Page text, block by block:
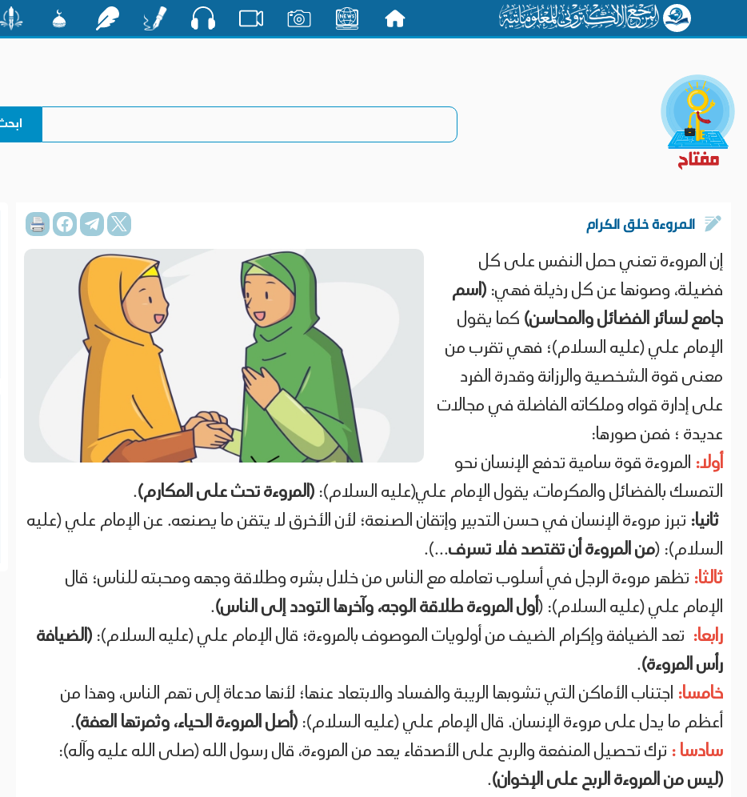
المروءة خلق الكرام
إن المروءة تعني حمل النفس على كل
فضيلة، وصونها عن كل رذيلة فهي: (اسم
جامع لسائر الفضائل والمحاسن) كما يقول
الإمام علي (عليه السلام)؛ فهي تقرب من
معنى قوة الشخصية والرزانة وقدرة الفرد
على إدارة قواه وملكاته الفاضلة في مجالات
عديدة ؛ فمن صورها:
أولا: المروءة قوة سامية تدفع الإنسان نحو
التمسك بالفضائل والمكرمات، يقول الإمام علي(عليه السلام): (المروءة تحث على المكارم).
ثانيا: تبرز مروءة الإنسان في حسن التدبير وإتقان الصنعة؛ لأن الأخرق لا يتقن ما يصنعه. عن الإمام علي (عليه
السلام): (من المروءة أن تقتصد فلا تسرف...).
ثالثا: تظهر مروءة الرجل في أسلوب تعامله مع الناس من خلال بشره وطلاقة وجهه ومحبته للناس؛ قال
الإمام علي (عليه السلام): (أول المروءة طلاقة الوجه، وآخرها التودد إلى الناس).
رابعا: تعد الضيافة وإكرام الضيف من أولويات الموصوف بالمروءة؛ قال الإمام علي (عليه السلام): (الضيافة
رأس المروءة).
خامسا: اجتناب الأماكن التي تشوبها الريبة والفساد والابتعاد عنها؛ لأنها مدعاة إلى تهم الناس، وهذا من
أعظم ما يدل على مروءة الإنسان. قال الإمام علي (عليه السلام): (أصل المروءة الحياء، وثمرتها العفة).
سادسا : ترك تحصيل المنفعة والربح على الأصدقاء يعد من المروءة، قال رسول الله (صلى الله عليه وآله):
(ليس من المروءة الربح على الإخوان(
.